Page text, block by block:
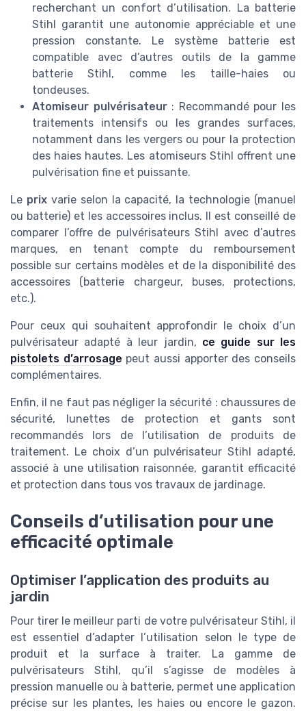
recherchant un confort d’utilisation. La batterie
Stihl garantit une autonomie appréciable et une
pression constante. Le système batterie est
compatible avec d’autres outils de la gamme
batterie Stihl, comme les taille-haies ou
tondeuses.
Atomiseur pulvérisateur: Recommandé pour les
traitements intensifs ou les grandes surfaces,
notamment dans les vergers ou pour la protection
des haies hautes. Les atomiseurs Stihl offrent une
pulvérisation fine et puissante.
Le prixvarie selon la capacité, la technologie (manuel
ou batterie) et les accessoires inclus. Il est conseillé de
comparer l’offre de pulvérisateurs Stihl avec d’autres
marques, en tenant compte du remboursement
possible sur certains modèles et de la disponibilité des
accessoires (batterie chargeur, buses, protections,
etc.).
Pour ceux qui souhaitent approfondir le choix d’un
pulvérisateur adapté à leur jardin, ce guide sur les
pistolets d’arrosage peut aussi apporter des conseils
complémentaires.
Enfin, il ne faut pas négliger la sécurité : chaussures de
sécurité, lunettes de protection et gants sont
recommandés lors de l’utilisation de produits de
traitement. Le choix d’un pulvérisateur Stihl adapté,
associé à une utilisation raisonnée, garantit efficacité
et protection dans tous vos travaux de jardinage.
Conseils d’utilisation pour une
efficacité optimale
Optimiser l’application des produits au
jardin
Pour tirer le meilleur parti de votre pulvérisateur Stihl, il
est essentiel d’adapter l’utilisation selon le type de
produit et la surface à traiter. La gamme de
pulvérisateurs Stihl, qu’il s’agisse de modèles à
pression manuelle ou à batterie, permet une application
précise sur les plantes, les haies ou encore le gazon.